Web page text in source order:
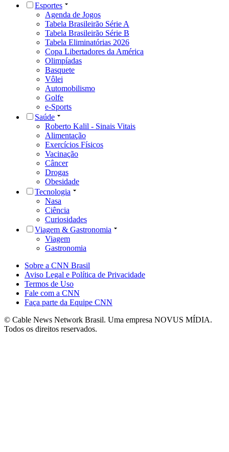
Esportes
Agenda de Jogos
Tabela Brasileirão Série A
Tabela Brasileirão Série B
Tabela Eliminatórias 2026
Copa Libertadores da América
Olimpíadas
Basquete
Vôlei
Automobilismo
Golfe
e-Sports
Saúde
Roberto Kalil - Sinais Vitais
Alimentação
Exercícios Físicos
Vacinação
Câncer
Drogas
Obesidade
Tecnologia
Nasa
Ciência
Curiosidades
Viagem & Gastronomia
Viagem
Gastronomia
Sobre a CNN Brasil
Aviso Legal e Política de Privacidade
Termos de Uso
Fale com a CNN
Faça parte da Equipe CNN
© Cable News Network Brasil. Uma empresa NOVUS MÍDIA.
Todos os direitos reservados.